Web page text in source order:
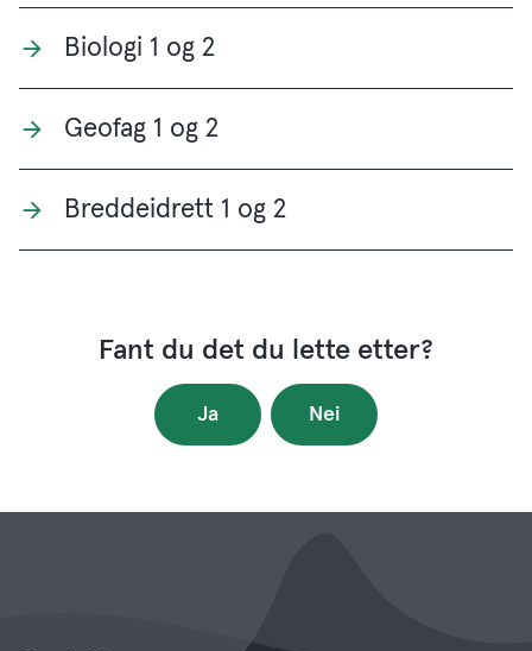
Biologi 1 og 2
Geofag 1 og 2
Breddeidrett 1 og 2
Fant du det du lette etter?
Ja Nei